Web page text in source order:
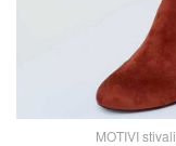
MOTIVI